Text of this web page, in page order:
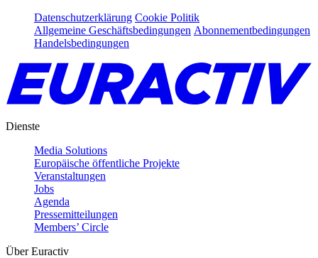
Datenschutzerklärung Cookie Politik
Allgemeine Geschäftsbedingungen Abonnementbedingungen
Handelsbedingungen
Dienste
Media Solutions
Europäische öffentliche Projekte
Veranstaltungen
Jobs
Agenda
Pressemitteilungen
Members’ Circle
Über Euractiv